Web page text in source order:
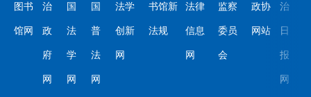
图书
馆网
治
政
府
网
国
法
学
网
国
普
法
网
法学
创新
网
书馆新
法规
法律
信息
网
监察
委员
会
政协
网站
治
日
报
网